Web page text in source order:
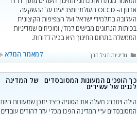
ארגון ה- OECD העולמי ומצביעים על ההשקעה
העלובה בתלמידי ישראל ועל הצפיפות הקיצונית
בכיתות הנתונים מבישים למדי, ומוכיחים שמדיניות
הממשלה בתחום החינוך היא בכיה לדורות.
למאמר המלא
קטגוריות
מדיניות הגיל הרך
כך הופכים המעונות המסובסדים של המדינה
לגנים של עשירים
הילה ויסברג מעלה את הסוגיה כיצד יתכן שמעונות היום
המסובסדים ע"י המדינה הפכו מכלי עזר להורים עובדים